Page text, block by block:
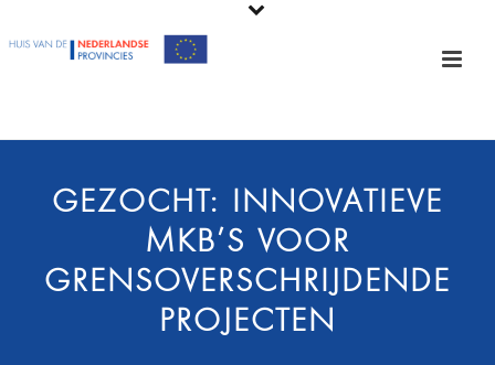
GEZOCHT: INNOVATIEVE
MKB’S VOOR
GRENSOVERSCHRIJDENDE
PROJECTEN